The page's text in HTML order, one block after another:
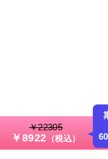
￥22305
￥8922 （税込）